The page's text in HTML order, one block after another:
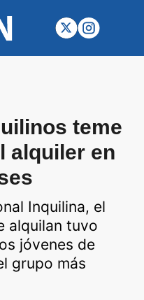
teme
alquiler en
Inquilina, el
alquilan tuvo
jóvenes de
grupo más